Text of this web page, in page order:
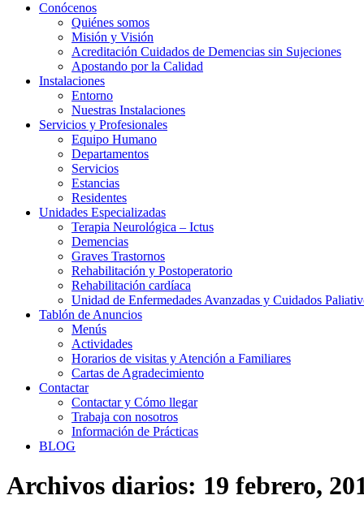
Conócenos
Quiénes somos
Misión y Visión
Acreditación Cuidados de Demencias sin Sujeciones
Apostando por la Calidad
Instalaciones
Entorno
Nuestras Instalaciones
Servicios y Profesionales
Equipo Humano
Departamentos
Servicios
Estancias
Residentes
Unidades Especializadas
Terapia Neurológica – Ictus
Demencias
Graves Trastornos
Rehabilitación y Postoperatorio
Rehabilitación cardíaca
Unidad de Enfermedades Avanzadas y Cuidados
Tablón de Anuncios
Menús
Actividades
Horarios de visitas y Atención a Familiares
Cartas de Agradecimiento
Contactar
Contactar y Cómo llegar
Trabaja con nosotros
Información de Prácticas
BLOG
Archivos diarios: 19 febrero,